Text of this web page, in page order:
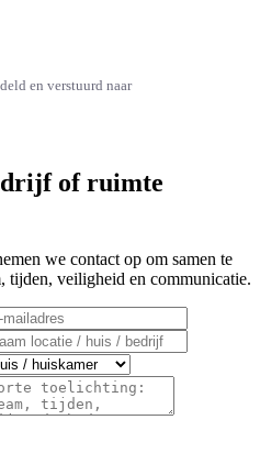
en verstuurd naar
of ruimte
we contact op om samen te
tijden, veiligheid en communicatie.